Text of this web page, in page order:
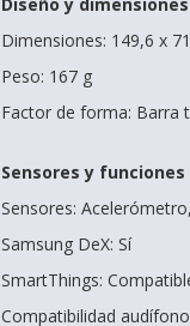
Diseño y dimensiones
Dimensiones: 149,6 x
Peso: 167 g
Factor de forma: Barra
Sensores y funciones
Sensores:
Samsung DeX: Sí
SmartThings:
Compatibilidad